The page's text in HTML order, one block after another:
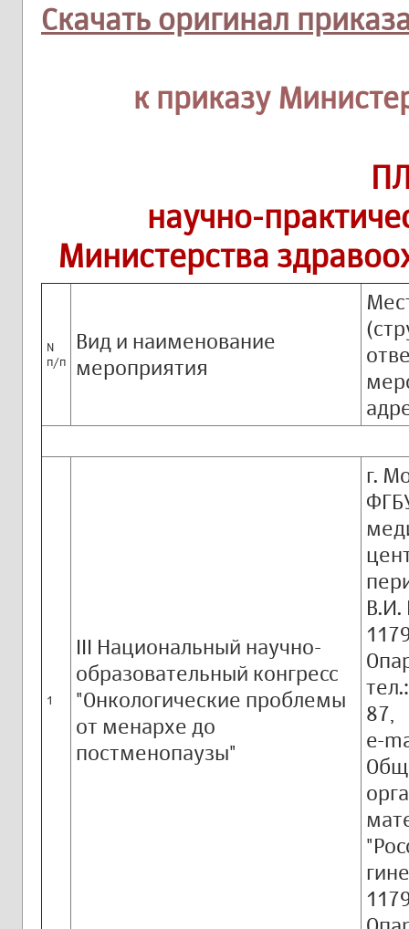
Скачать оригинал
к приказу
научно-
Министерства
N
п/п
Вид и наименование
мероприятия
1
III Национальный научно-
образовательный конгресс
"Онкологические проблемы
от менархе до
постменопаузы"
г.
В.И.
87,
e-